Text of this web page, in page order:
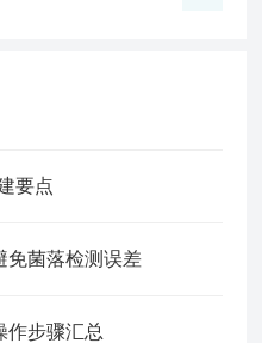
要点
免菌落检测误差
作步骤汇总